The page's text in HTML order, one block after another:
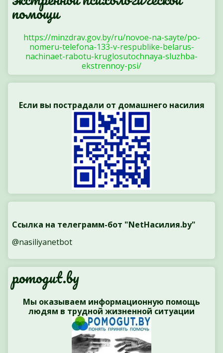
помощи
https://minzdrav.gov.by/ru/novoe-na-sayte/po-
nomeru-telefona-133-v-respublike-belarus-
nachinaet-rabotu-kruglosutochnaya-sluzhba-
ekstrennoy-psi/
Если вы пострадали от домашнего насилия
Ссылка на телеграмм-бот "NetНасилия.by"
@nasiliyanetbot
pomogut.by
Мы оказываем информационную помощь
людям в трудной жизненной ситуации